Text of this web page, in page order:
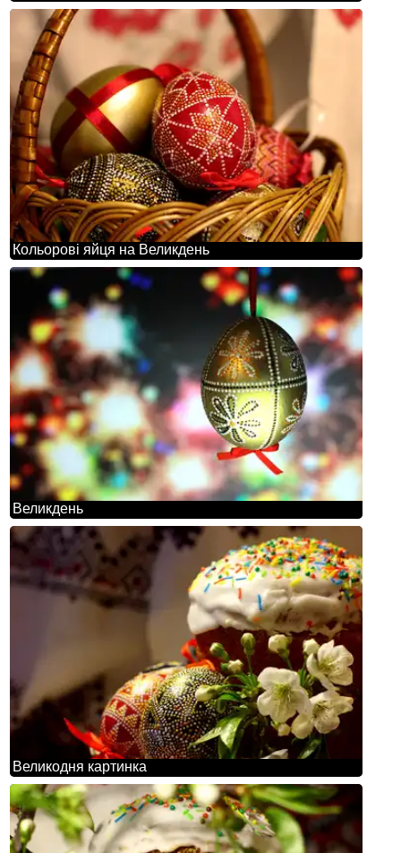
Кольорові яйця на Великдень
Великдень
Великодня картинка